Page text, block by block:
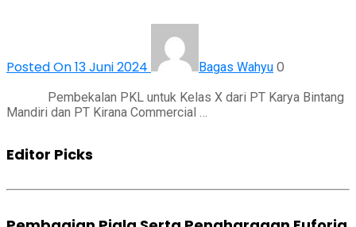
Posted On 13 Juni 2024 Bagas Wahyu 0
Pembekalan PKL untuk Kelas X dari PT Karya Bintang
Mandiri dan PT Kirana Commercial …
Editor Picks